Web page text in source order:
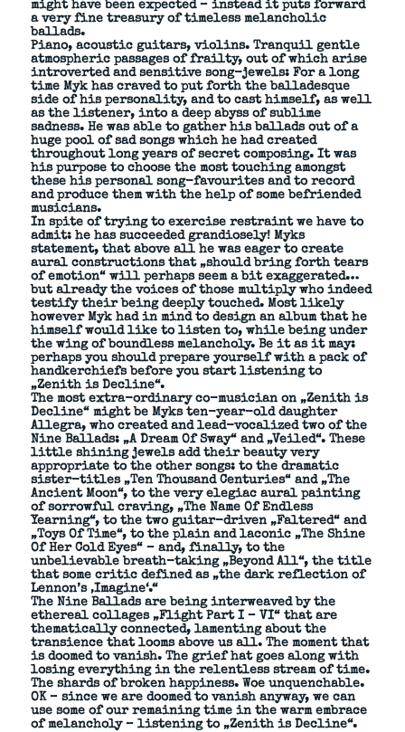
might have been expected – instead it puts forward
a very fine treasury of timeless melancholic
ballads.
Piano, acoustic guitars, violins. Tranquil gentle
atmospheric passages of frailty, out of which arise
introverted and sensitive song-jewels: For a long
time Myk has craved to put forth the balladesque
side of his personality, and to cast himself, as well
as the listener, into a deep abyss of sublime
sadness. He was able to gather his ballads out of a
huge pool of sad songs which he had created
throughout long years of secret composing. It was
his purpose to choose the most touching amongst
these his personal song-favourites and to record
and produce them with the help of some befriended
musicians.
In spite of trying to exercise restraint we have to
admit: he has succeeded grandiosely! Myks
statement, that above all he was eager to create
aural constructions that „should bring forth tears
of emotion“ will perhaps seem a bit exaggerated…
but already the voices of those multiply who indeed
testify their being deeply touched. Most likely
however Myk had in mind to design an album that he
himself would like to listen to, while being under
the wing of boundless melancholy. Be it as it may:
perhaps you should prepare yourself with a pack of
handkerchiefs before you start listening to
„Zenith is Decline“.
The most extra-ordinary co-musician on „Zenith is
Decline“ might be Myks ten-year-old daughter
Allegra, who created and lead-vocalized two of the
Nine Ballads: „A Dream Of Sway“ and „Veiled“. These
little shining jewels add their beauty very
appropriate to the other songs: to the dramatic
sister-titles „Ten Thousand Centuries“ and „The
Ancient Moon“, to the very elegiac aural painting
of sorrowful craving, „The Name Of Endless
Yearning“, to the two guitar-driven „Faltered“ and
„Toys Of Time“, to the plain and laconic „The Shine
Of Her Cold Eyes“ – and, finally, to the
unbelievable breath-taking „Beyond All“, the title
that some critic defined as „the dark reflection of
Lennon’s ‚Imagine‘.“
The Nine Ballads are being interweaved by the
ethereal collages „Flight Part I – VI“ that are
thematically connected, lamenting about the
transience that looms above us all. The moment that
is doomed to vanish. The grief hat goes along with
losing everything in the relentless stream of time.
The shards of broken happiness. Woe unquenchable.
OK – since we are doomed to vanish anyway, we can
use some of our remaining time in the warm embrace
of melancholy – listening to „Zenith is Decline“.